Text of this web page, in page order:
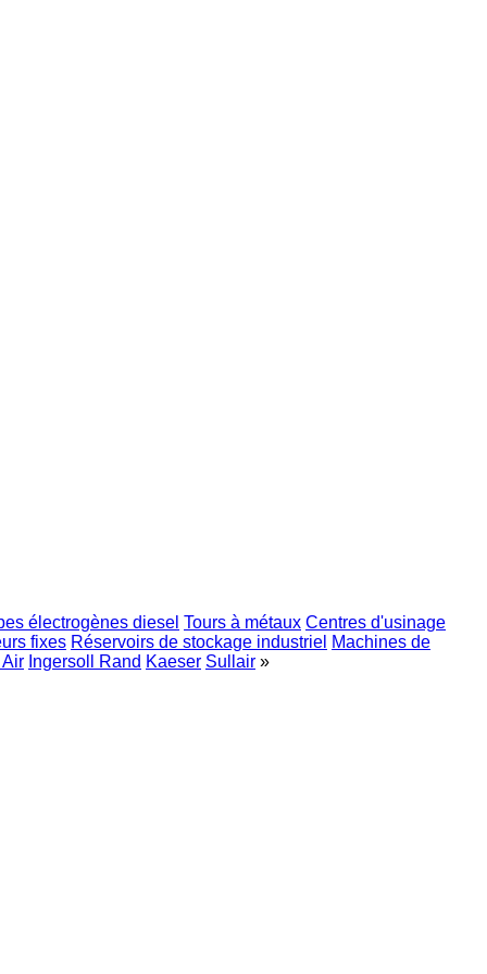
électrogènes diesel Tours à métaux Centres d'usinage
fixes Réservoirs de stockage industriel Machines de
Ingersoll Rand Kaeser Sullair »